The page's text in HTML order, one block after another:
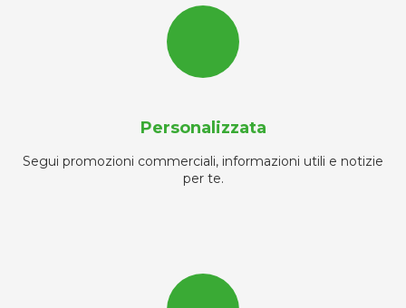
Personalizzata
Segui promozioni commerciali, informazioni utili e notizie
per te.